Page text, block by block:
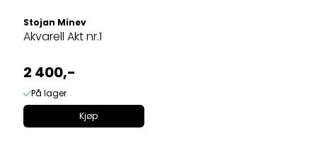
Stojan Minev
Akvarell Akt nr.1
2 400,-
På lager
Kjøp